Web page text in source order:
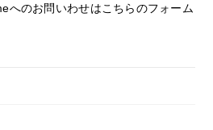
へのお問いわせはこちらのフォーム